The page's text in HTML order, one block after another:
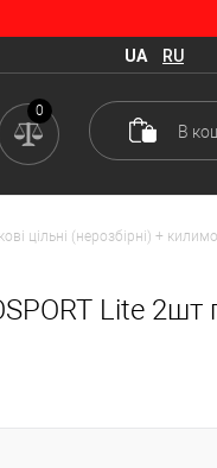
UA RU
0
В
цільні (нерозбірні) +
Lite 2шт